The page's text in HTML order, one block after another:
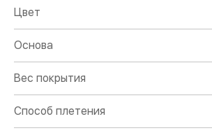
Цвет
Основа
Вес покрытия
Способ плетения